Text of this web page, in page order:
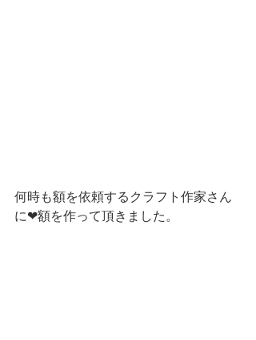
何時も額を依頼するクラフト作家さん
に❤額を作って頂きました。